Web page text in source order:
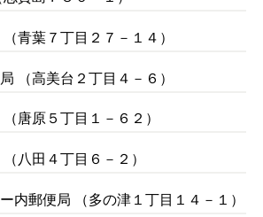
青葉７丁目２７－１４）
（高美台２丁目４－６）
唐原５丁目１－６２）
八田４丁目６－２）
内郵便局 （多の津１丁目１４－１）